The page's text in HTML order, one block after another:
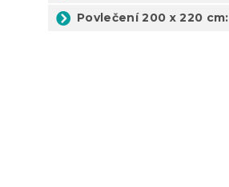
Povlečení 200 x 220 cm: